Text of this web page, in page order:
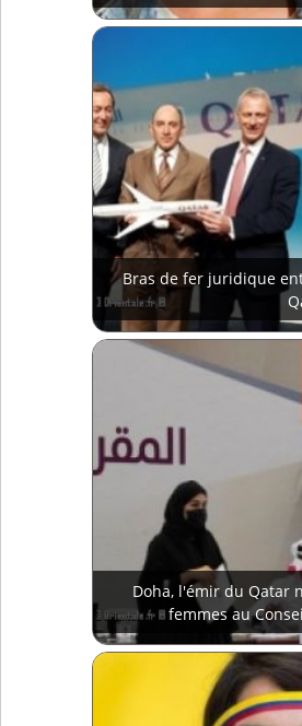
Bras de fer juridique
Doha, l'émir du Qatar
femmes au